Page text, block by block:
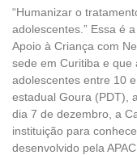
“Humanizar o
adolescentes.” Essa é
Apoio à Criança com
sede em Curitiba e que
adolescentes entre 10
estadual Goura (PDT),
dia 7 de dezembro, a
instituição para
desenvolvido pela